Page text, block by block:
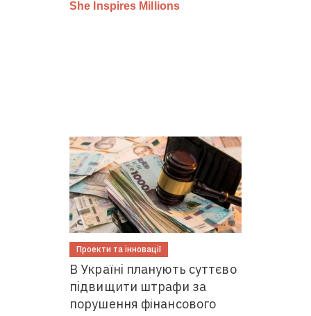
Проекти та інновації
В Україні планують суттєво
підвищити штрафи за
порушення фінансового